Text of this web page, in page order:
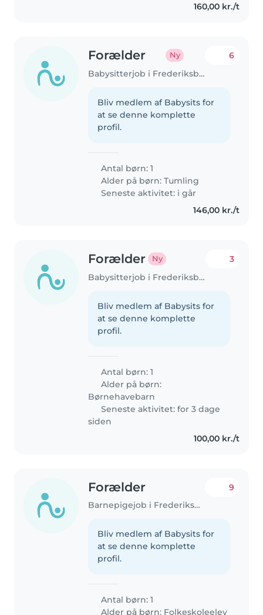
160,00 kr./t
Forælder Ny
Babysitterjob i Frederiksberg
6
Bliv medlem af Babysits for
at se denne komplette
profil.
Antal børn: 1
Alder på børn:Tumling
Seneste aktivitet: i går
146,00 kr./t
Forælder Ny
Babysitterjob i Frederiksberg
3
Bliv medlem af Babysits for
at se denne komplette
profil.
Antal børn: 1
Alder på børn:
Børnehavebarn
Seneste aktivitet: for 3 dage
siden
100,00 kr./t
Forælder
Barnepigejob i Frederiksberg
9
Bliv medlem af Babysits for
at se denne komplette
profil.
Antal børn: 1
Alder på børn: Folkeskoleelev